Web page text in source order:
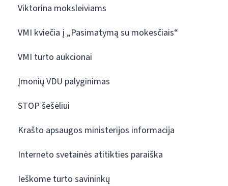
Viktorina moksleiviams
VMI kviečia į „Pasimatymą su mokesčiais“
VMI turto aukcionai
Įmonių VDU palyginimas
STOP šešėliui
Krašto apsaugos ministerijos informacija
Interneto svetainės atitikties paraiška
Ieškome turto savininkų